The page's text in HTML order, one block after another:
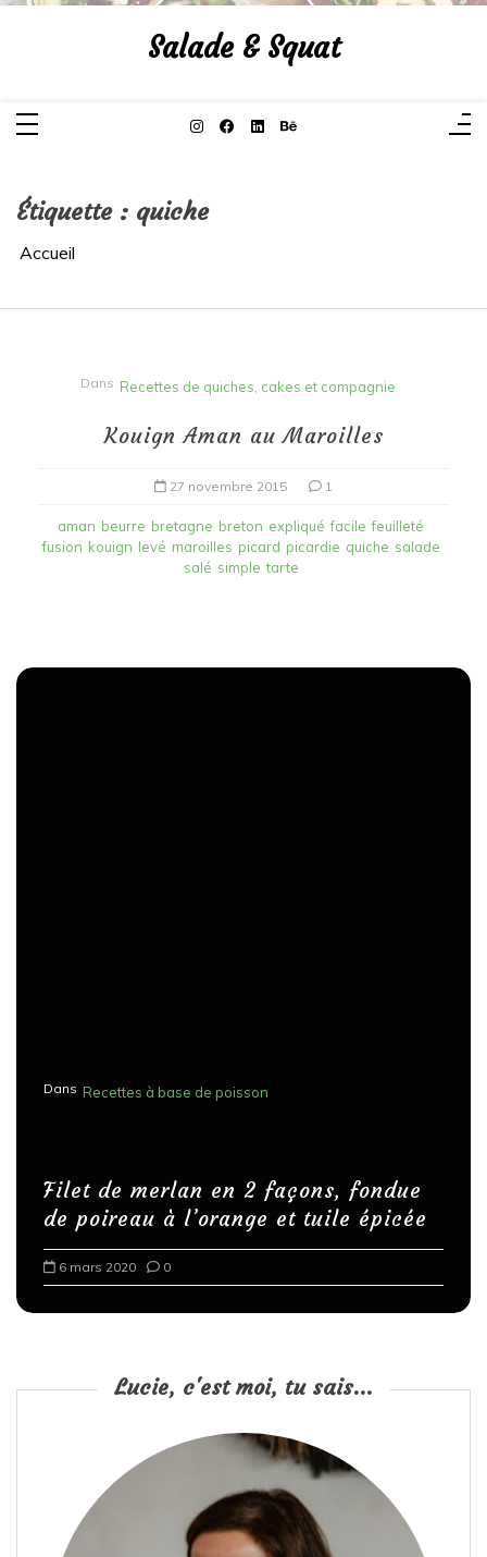
Aller
Salade & Squat
Étiquette : quiche
Accueil
Dans Recettes de quiches, cakes et compagnie
Kouign Aman au Maroilles
27 novembre 2015 1
aman beurre bretagne breton expliqué facile feuilleté
fusion kouign levé maroilles picard picardie quiche salade
salé simple tarte
Dans Recettes à base de poisson
Filet de merlan en 2 façons, fondue
de poireau à l’orange et tuile épicée
6 mars 2020 0
Lucie, c'est moi, tu sais...